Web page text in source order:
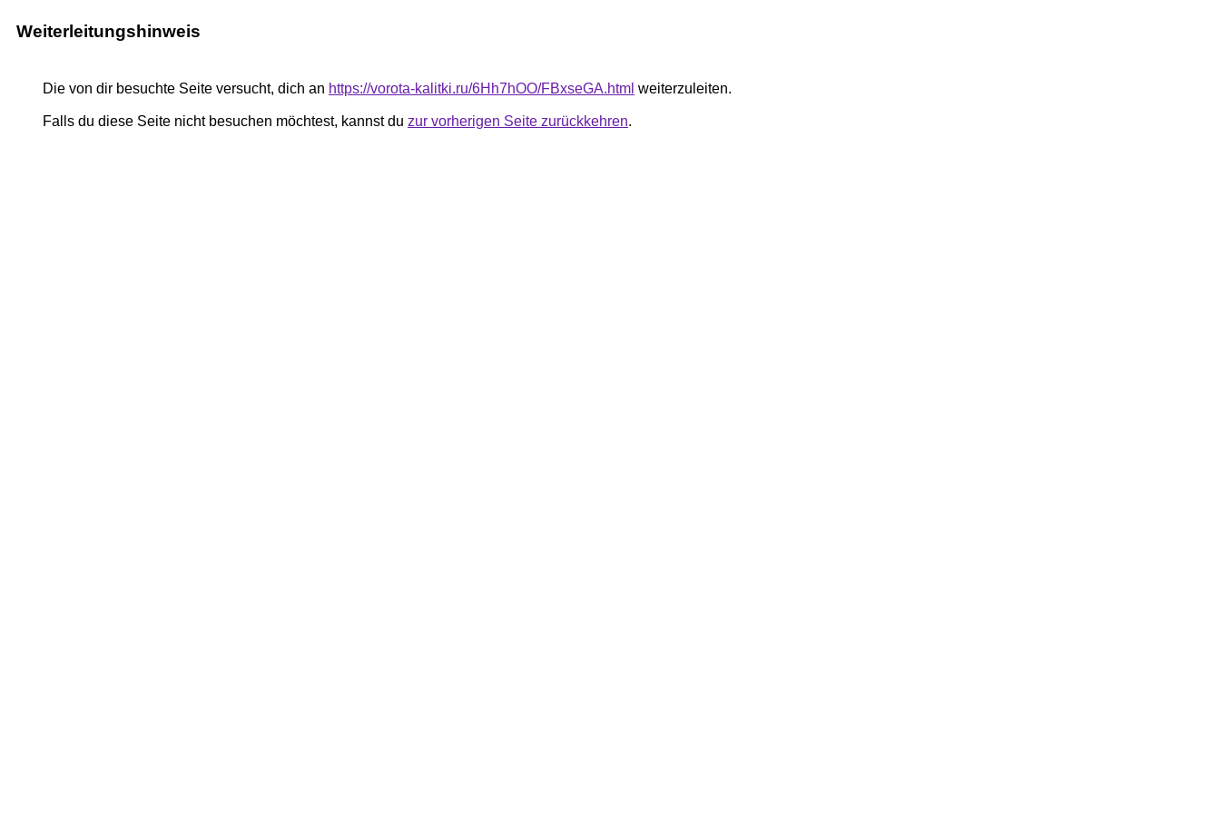
Weiterleitungshinweis
Die von dir besuchte Seite versucht, dich an https://vorota-kalitki.ru/6Hh7hOO/FBxseGA.html weiterzuleiten.
Falls du diese Seite nicht besuchen möchtest, kannst du zur vorherigen Seite zurückkehren.